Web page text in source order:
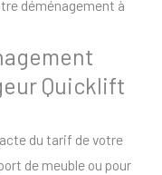
déménagement à
Quicklift
du tarif de votre
de meuble ou pour